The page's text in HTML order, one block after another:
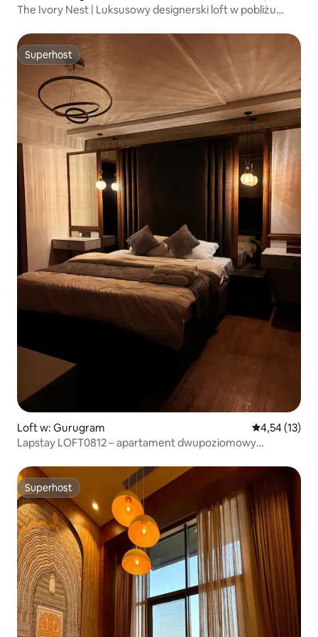
The Ivory Nest | Luksusowy designerski loft w pobliżu
Superhost
Superhost
Loft w: Gurugram Średnia
4,54 (13)
Lapstay LOFT0812 – apartament dwupoziomowy
Superhost
Superhost